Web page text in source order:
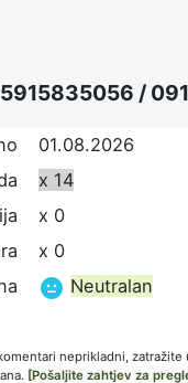
/
01.08.2026
x 14
x 0
x 0
Neutralan
neprikladni, zatražite
[Pošaljite zahtjev za